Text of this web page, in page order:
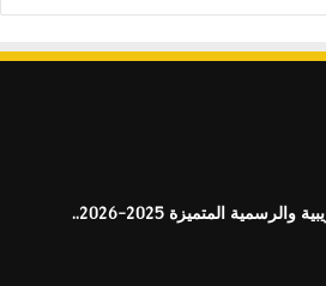
مصروفات المدارس التجريبية والرسمية المتميزة 2025-2026..